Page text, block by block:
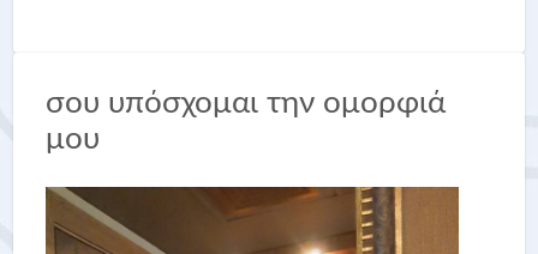
σου υπόσχομαι την ομορφιά
μου